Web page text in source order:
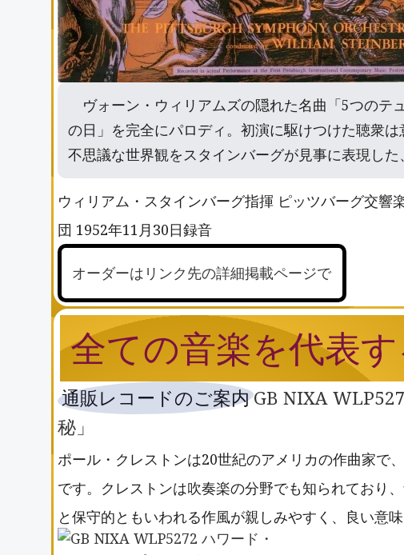
ヴォーン・ウィリアムズの隠れた名曲「5つのテ
の日」を完全にパロディ。初演に駆けつけた聴衆
不思議な世界観をスタインバーグが見事に表現した
ウィリアム・スタインバーグ指揮 ピッツバーグ交
団 1952年11月30日録音
オーダーはリンク先の詳細掲載ページで
全ての音楽を代表
通販レコードのご案内GB NIXA
秘」
ポール・クレストンは20世紀のアメリカの作曲家で
です。クレストンは吹奏楽の分野でも知られており
と保守的ともいわれる作風が親しみやすく、良い意